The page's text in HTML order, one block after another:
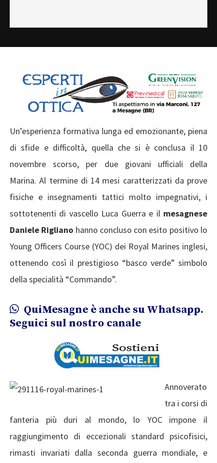
Un’esperienza formativa lunga ed emozionante, piena
di sfide e difficoltà, quella che si è conclusa il 10
novembre scorso, per due giovani ufficiali della
Marina. Al termine di 14 mesi caratterizzati da prove
fisiche e insegnamenti tattici molto impegnativi, i
sottotenenti di vascello Luca Guerra e il mesagnese
Daniele Rigliano hanno concluso con esito positivo lo
Young Officers Course (YOC) dei Royal Marines inglesi,
ottenendo così il prestigioso “basco verde” simbolo
della specialità “Commando”.
QuiMesagne è anche su Whatsapp.
Seguici sul nostro canale
Annoverato
tra i corsi di
fanteria più duri al mondo, lo YOC impone il
raggiungimento di eccezionali standard psicofisici,
rimasti invariati dalla seconda guerra mondiale, e